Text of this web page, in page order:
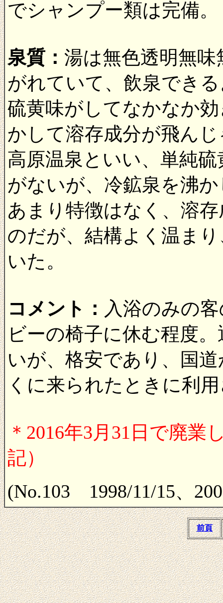
でシャンプー類は完備。
泉質： 湯は無色透明無
がれていて、飲泉でき
硫黄味がしてなかなか
かして溶存成分が飛ん
高原温泉といい、単純
がないが、冷鉱泉を沸
あまり特徴はなく、溶
のだが、結構よく温ま
いた。
コメント： 入浴のみの
ビーの椅子に休む程度
いが、格安であり、国
くに来られたときに利
＊2016年3月31日で廃業
記）
(No.103 1998/11/15、
前頁